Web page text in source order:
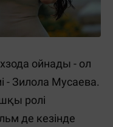
ойнады - ол
- Зилола Мусаева.
ролі
де кезінде